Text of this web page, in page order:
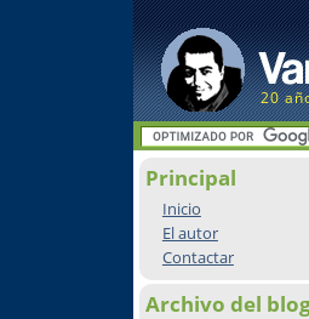
20
Principal
Inicio
El autor
Contactar
Archivo del